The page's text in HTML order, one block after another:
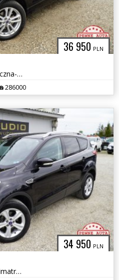
36 950 PLN
ST-Line/Navi+Kamera/Elektryczna-Klapa/Skóra+Elektryka/Panorama-Dach
286000
34 950 PLN
Pół-Skóra+ Grzane-Fotele/ Klimatronic/ Tempomat/ Asystenty /Parktronic